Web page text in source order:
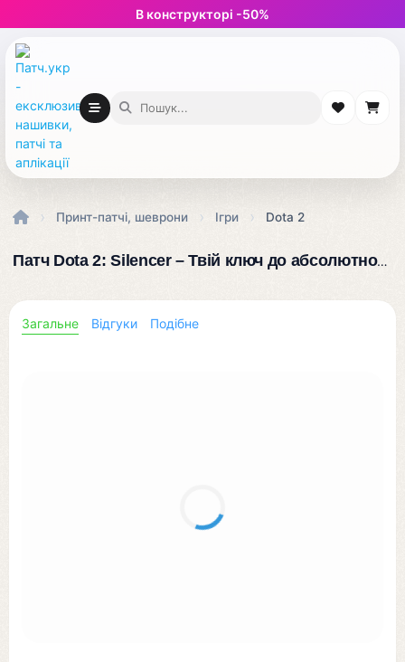
В конструкторі -50%
› Принт-патчі, шеврони › Ігри › Dota 2
Патч Dota 2: Silencer – Твій ключ до абсолютної тиші на полі бою, змусь ворогів забути про закляття!
Загальне Відгуки Подібне